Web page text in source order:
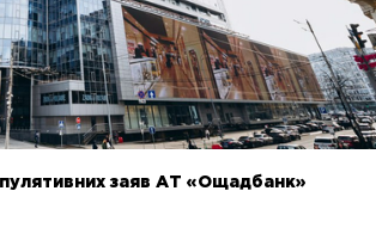
заяв АТ «Ощадбанк»